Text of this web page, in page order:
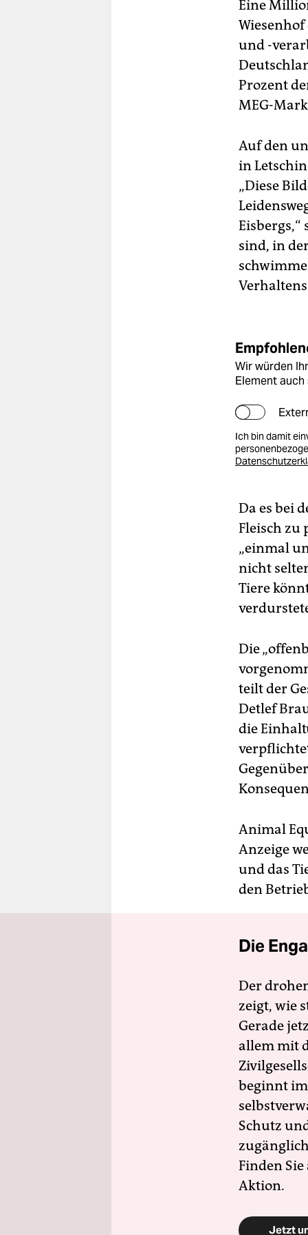
Eine
und -
Prozent
MEG-
Auf den
in
„Diese
Eisbergs,“
sind, in
Wir würden
Element auch
Ich bin damit
Da es bei
Fleisch zu
„einmal
nicht
Tiere
Die
teilt der
Detlef
die
Animal
Anzeige
und das
den
Die
Der
zeigt, wie
Gerade
allem mit
beginnt
Schutz
Finden
Aktion.
Jetzt